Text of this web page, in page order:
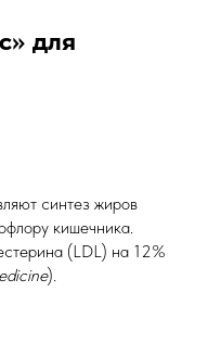
для
синтез жиров
кишечника.
(LDL) на 12%
).